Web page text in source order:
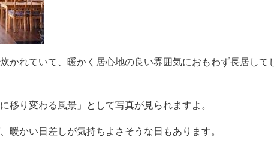
かれていて、暖かく居心地の良い雰囲気におもわず長居してし
移り変わる風景」として写真が見られますよ。
暖かい日差しが気持ちよさそうな日もあります。